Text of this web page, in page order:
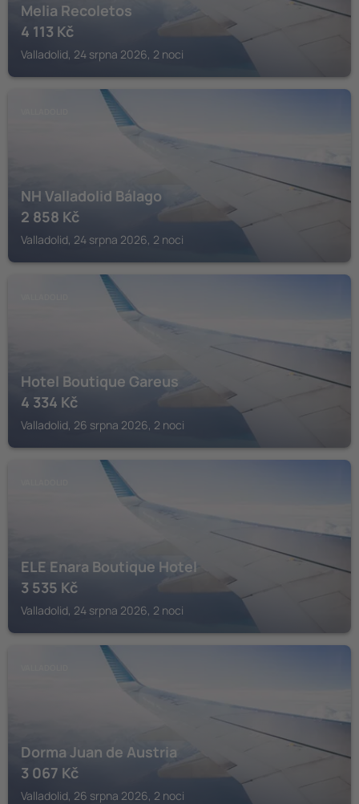
Melia Recoletos
4 113 Kč
Valladolid, 24 srpna 2026, 2 noci
NH Valladolid Bálago
2 858 Kč
Valladolid, 24 srpna 2026, 2 noci
Hotel Boutique Gareus
4 334 Kč
Valladolid, 26 srpna 2026, 2 noci
ELE Enara Boutique Hotel
3 535 Kč
Valladolid, 24 srpna 2026, 2 noci
Dorma Juan de Austria
3 067 Kč
Valladolid, 26 srpna 2026, 2 noci